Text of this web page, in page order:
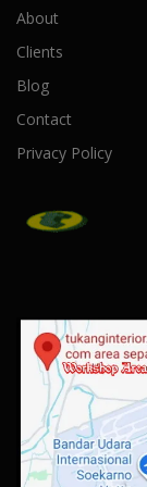
About
Clients
Blog
Contact
Privacy Policy